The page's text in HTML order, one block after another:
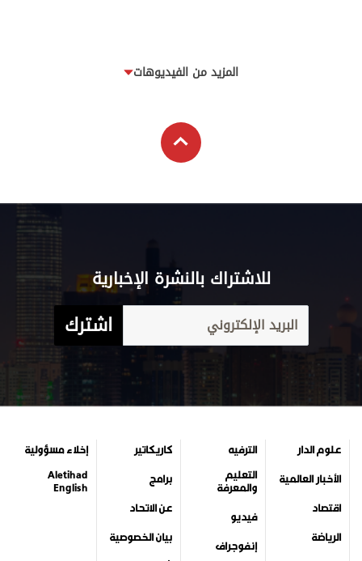
المزيد من الفيديوهات
للاشتراك بالنشرة الإخبارية
اشترك
علوم الدار
الأخبار العالمية
اقتصاد
الرياضة
الترفيه
التعليم
والمعرفة
فيديو
إنفوجراف
كاريكاتير
برامج
عن الاتحاد
بيان الخصوصية
إخلاء مسؤولية
Aletihad
English